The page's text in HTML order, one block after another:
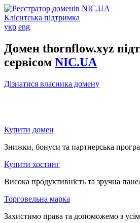
Клієнтська підтримка
укр eng
Домен thornflow.xyz
сервісом NIC.UA
Дізнатися власника домену
Купити домен
Знижки, бонуси та партнерська
Купити хостинг
Висока продуктивність та зручна
Торговельна марка
Захистимо права та допоможемо з